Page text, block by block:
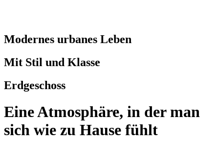
Modernes urbanes Leben
Mit Stil und Klasse
Erdgeschoss
Eine Atmosphäre, in der man
sich wie zu Hause fühlt